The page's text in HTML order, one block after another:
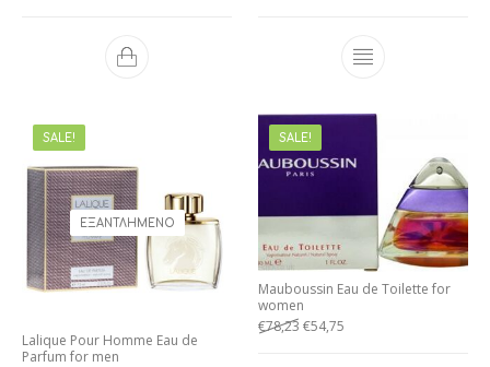
SALE!
ΕΞΑΝΤΛΗΜΈΝΟ
Lalique Pour Homme Eau de
Parfum for men
SALE!
Mauboussin Eau de Toilette for
women
€78,23 €54,75